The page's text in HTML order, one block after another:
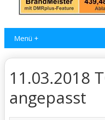
Menü +
11.03.2018
angepasst